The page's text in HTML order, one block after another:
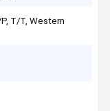
T/T, Western